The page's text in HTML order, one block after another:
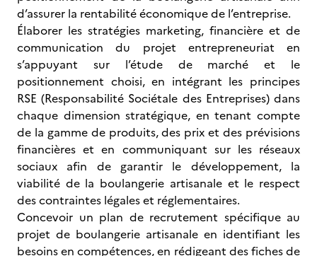
d’assurer la rentabilité économique de l’entreprise.
Élaborer les stratégies marketing, financière et de
communication du projet entrepreneuriat en
s’appuyant sur l’étude de marché et le
positionnement choisi, en intégrant les principes
RSE (Responsabilité Sociétale des Entreprises) dans
chaque dimension stratégique, en tenant compte
de la gamme de produits, des prix et des prévisions
financières et en communiquant sur les réseaux
sociaux afin de garantir le développement, la
viabilité de la boulangerie artisanale et le respect
des contraintes légales et réglementaires.
Concevoir un plan de recrutement spécifique au
projet de boulangerie artisanale en identifiant les
besoins en compétences, en rédigeant des fiches de